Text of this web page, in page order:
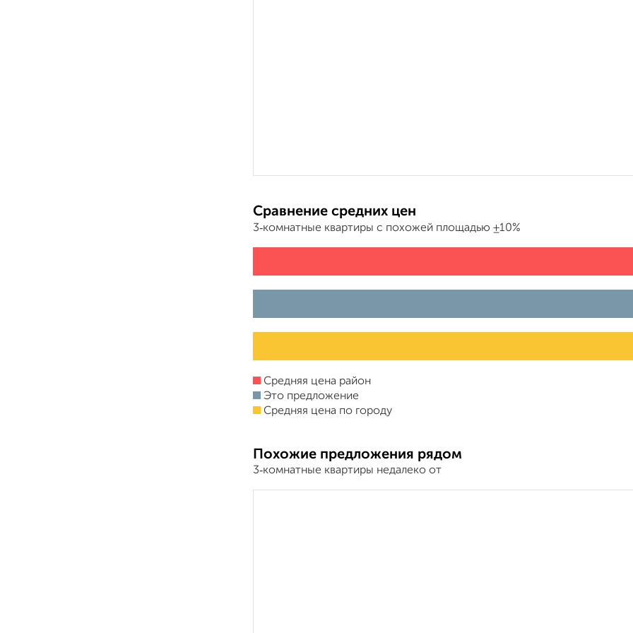
Сравнение средних цен
3‑комнатные квартиры с похожей площадью ±10%
Средняя цена район
Это предложение
Средняя цена по городу
Похожие предложения рядом
3‑комнатные квартиры недалеко от